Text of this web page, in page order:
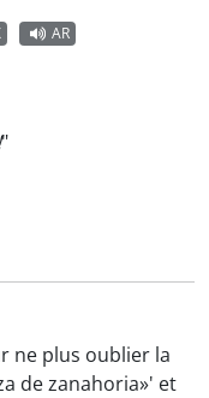
AR
"
ne plus oublier la
de zanahoria»' et